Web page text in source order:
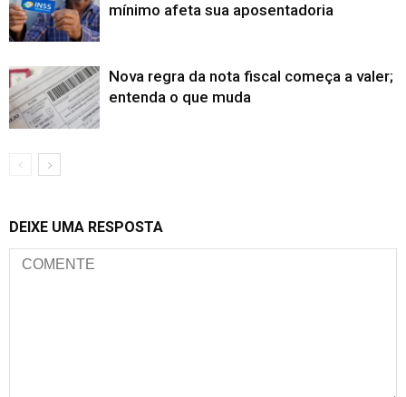
mínimo afeta sua aposentadoria
Nova regra da nota fiscal começa a valer;
entenda o que muda
DEIXE UMA RESPOSTA